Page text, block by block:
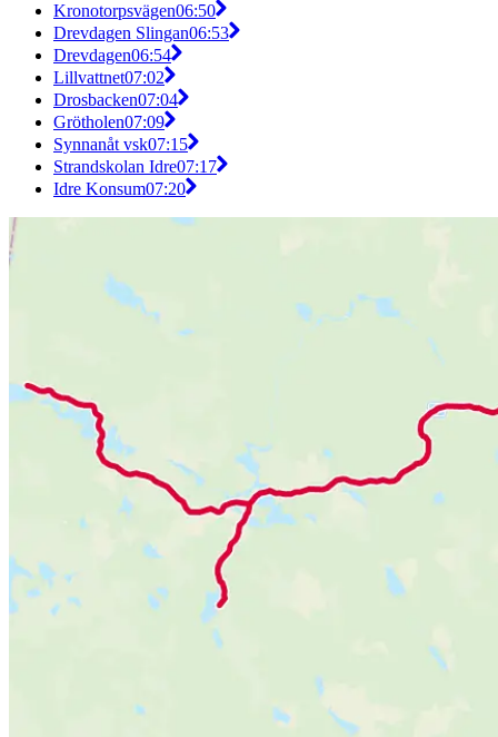
Kronotorpsvägen06:50
Drevdagen Slingan06:53
Drevdagen06:54
Lillvattnet07:02
Drosbacken07:04
Grötholen07:09
Synnanåt vsk07:15
Strandskolan Idre07:17
Idre Konsum07:20